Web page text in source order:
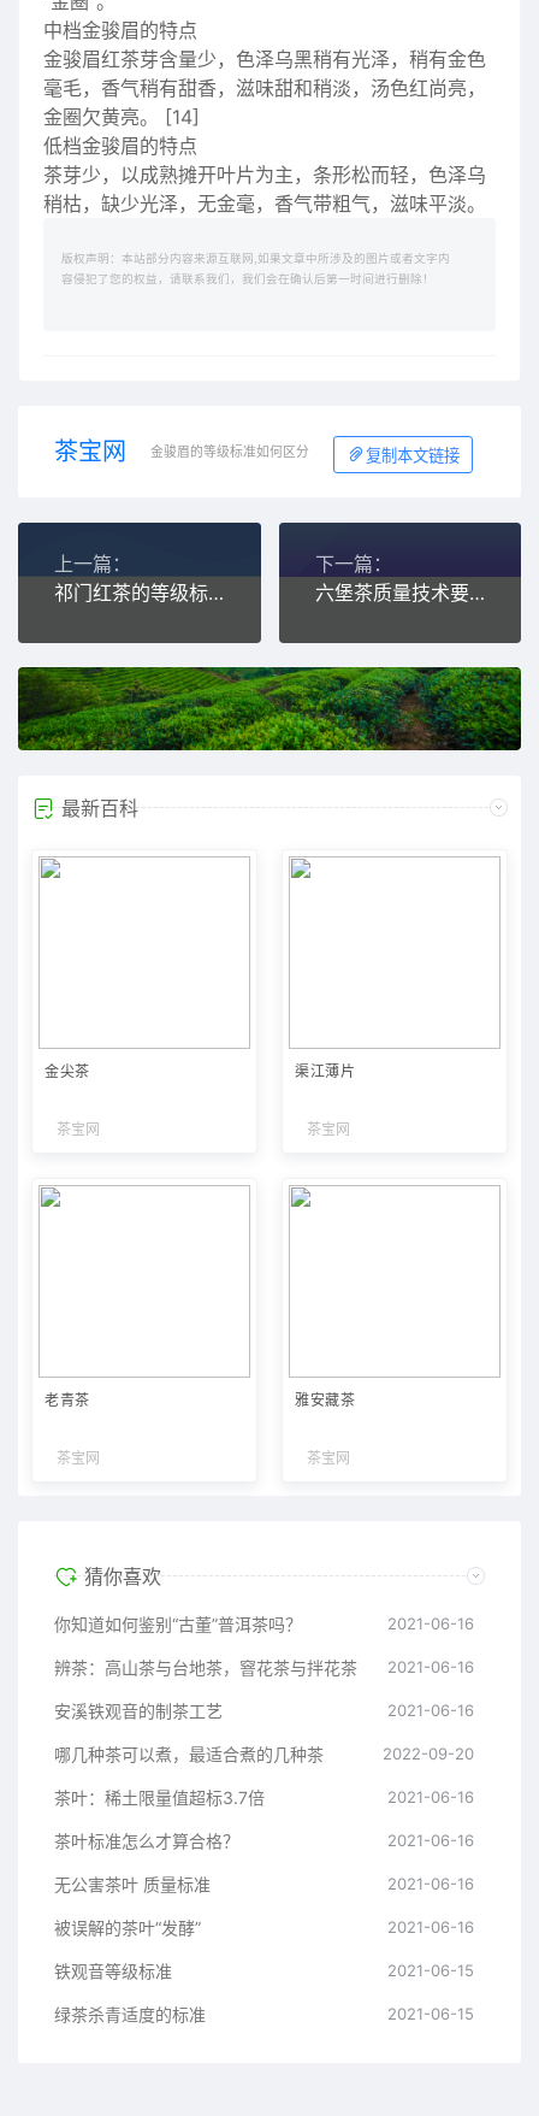
中档金骏眉的特点
金骏眉红茶芽含量少，色泽乌黑稍有光泽，稍有金色
毫毛，香气稍有甜香，滋味甜和稍淡，汤色红尚亮，
金圈欠黄亮。 [14]
低档金骏眉的特点
茶芽少，以成熟摊开叶片为主，条形松而轻，色泽乌
稍枯，缺少光泽，无金毫，香气带粗气，滋味平淡。
版权声明：本站部分内容来源互联网,如果文章中所涉及的图片或者文字内
容侵犯了您的权益，请联系我们，我们会在确认后第一时间进行删除！
茶宝网 金骏眉的等级标准如何区分 复制本文链接
上一篇：
祁门红茶的等级标准
下一篇：
六堡茶质量技术要求
最新百科
金尖茶
茶宝网
渠江薄片
茶宝网
老青茶
茶宝网
雅安藏茶
茶宝网
猜你喜欢
你知道如何鉴别“古董”普洱茶吗？ 2021-06-16
辨茶：高山茶与台地茶，窨花茶与拌花茶 2021-06-16
安溪铁观音的制茶工艺 2021-06-16
哪几种茶可以煮，最适合煮的几种茶 2022-09-20
茶叶：稀土限量值超标3.7倍 2021-06-16
茶叶标准怎么才算合格？ 2021-06-16
无公害茶叶 质量标准 2021-06-16
被误解的茶叶“发酵” 2021-06-16
铁观音等级标准 2021-06-15
绿茶杀青适度的标准 2021-06-15